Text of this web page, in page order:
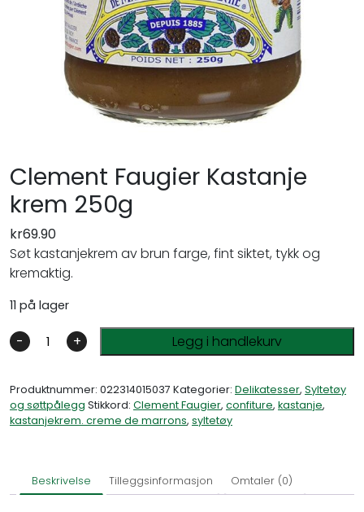
Clement Faugier Kastanje
krem 250g
kr69.90
Søt kastanjekrem av brun farge, fint siktet, tykk og
kremaktig.
11 på lager
- + Legg i handlekurv
Produktnummer: 022314015037 Kategorier: Delikatesser, Syltetøy
og søttpålegg Stikkord: Clement Faugier, confiture, kastanje,
kastanjekrem. creme de marrons, syltetøy
Beskrivelse Tilleggsinformasjon Omtaler (0)